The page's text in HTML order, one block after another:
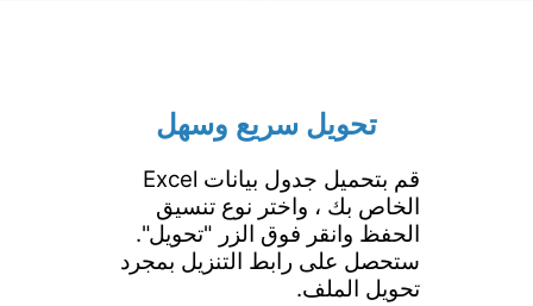
تحويل سريع وسهل
قم بتحميل جدول بيانات Excel
الخاص بك ، واختر نوع تنسيق
الحفظ وانقر فوق الزر "تحويل".
ستحصل على رابط التنزيل بمجرد
تحويل الملف.